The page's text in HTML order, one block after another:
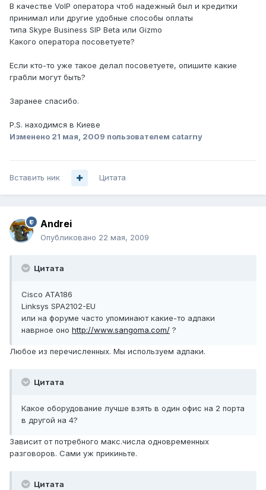
В качестве VoIP оператора чтоб надежный был и кредитки
принимал или другие удобные способы оплаты
типа Skype Business SIP Beta или Gizmo
Какого оператора посоветуете?
Если кто-то уже такое делал посоветуете, опишите какие
грабли могут быть?
Заранее спасибо.
P.S. находимся в Киеве
Изменено 21 мая, 2009 пользователем catarny
Вставить ник Цитата
Andrei
Опубликовано 22 мая, 2009
Цитата
Cisco ATA186
Linksys SPA2102-EU
или на форуме часто упоминают какие-то адпаки
наврное оно http://www.sangoma.com/ ?
Любое из перечисленных. Мы используем адпаки.
Цитата
Какое оборудование лучше взять в один офис на 2 порта
в другой на 4?
Зависит от потребного макс.числа одновременных
разговоров. Сами уж прикиньте.
Цитата